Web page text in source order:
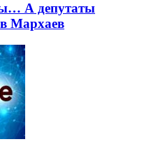
А депутаты
Мархаев